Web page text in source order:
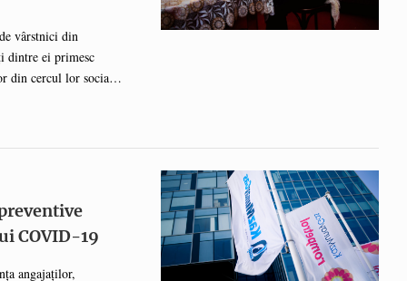
vârstnici din
dintre ei primesc
din cercul lor social.
medicamente și
putea ...
COVID-19
angajaților,